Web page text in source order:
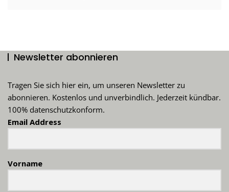
Newsletter abonnieren
Tragen Sie sich hier ein, um unseren Newsletter zu
abonnieren. Kostenlos und unverbindlich. Jederzeit kündbar.
100% datenschutzkonform.
Email Address
Vorname